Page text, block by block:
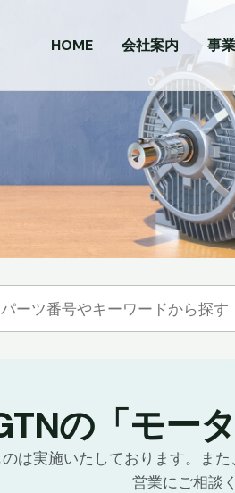
HOME 会社案内 事
の「モー
は実施いたしております。ま
営業にご相談